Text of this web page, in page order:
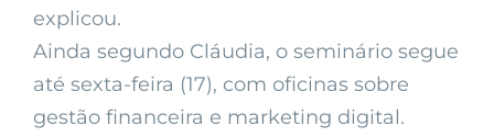
explicou.
Ainda segundo Cláudia, o seminário segue
até sexta-feira (17), com oficinas sobre
gestão financeira e marketing digital.